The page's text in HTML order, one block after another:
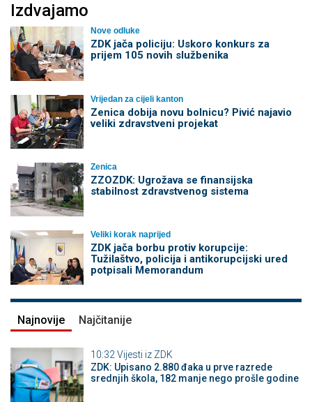
Izdvajamo
Nove odluke
ZDK jača policiju: Uskoro konkurs za
prijem 105 novih službenika
Vrijedan za cijeli kanton
Zenica dobija novu bolnicu? Pivić najavio
veliki zdravstveni projekat
Zenica
ZZOZDK: Ugrožava se finansijska
stabilnost zdravstvenog sistema
Veliki korak naprijed
ZDK jača borbu protiv korupcije:
Tužilaštvo, policija i antikorupcijski ured
potpisali Memorandum
Najnovije Najčitanije
10:32 Vijesti iz ZDK
ZDK: Upisano 2.880 đaka u prve razrede
srednjih škola, 182 manje nego prošle godine